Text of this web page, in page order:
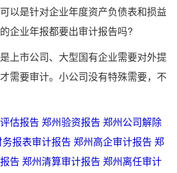
以是针对企业年度资产负债表和损益
企业年报都要出审计报告吗?
市公司、大型国有企业需要对外提
需要审计。小公司没有特殊需要，不
估报告 郑州验资报告 郑州公司解除
报表审计报告 郑州高企审计报告 郑
告 郑州清算审计报告 郑州离任审计